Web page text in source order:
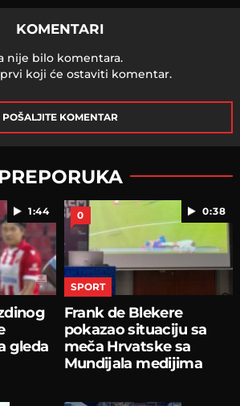
KOMENTARI
nije bilo komentara.
koji će ostaviti komentar.
POŠALJITE KOMENTAR
PREPORUKA
1:44
gleda
0:38
0
SPORT
Frank de Blekere
pokazao situaciju sa
meča Hrvatske sa
Mundijala medijima